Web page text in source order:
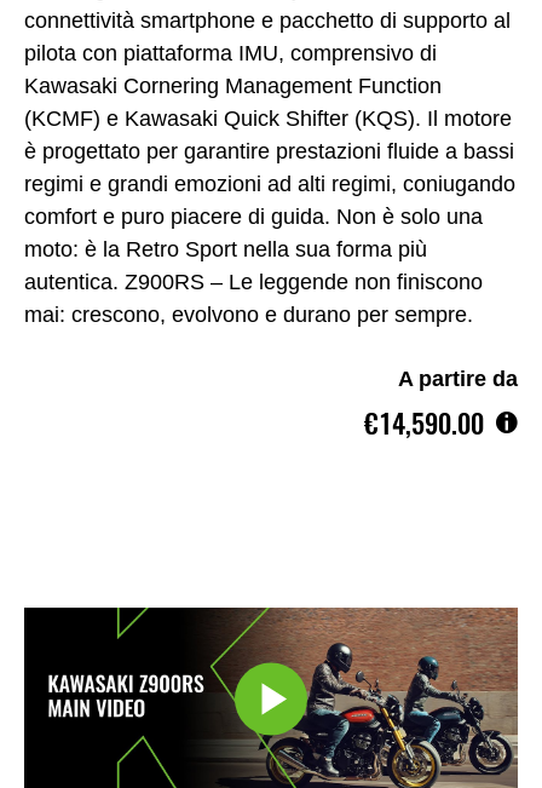
connettività smartphone e pacchetto di supporto al
pilota con piattaforma IMU, comprensivo di
Kawasaki Cornering Management Function
(KCMF) e Kawasaki Quick Shifter (KQS). Il motore
è progettato per garantire prestazioni fluide a bassi
regimi e grandi emozioni ad alti regimi, coniugando
comfort e puro piacere di guida. Non è solo una
moto: è la Retro Sport nella sua forma più
autentica. Z900RS – Le leggende non finiscono
mai: crescono, evolvono e durano per sempre.
A partire da
€14,590.00